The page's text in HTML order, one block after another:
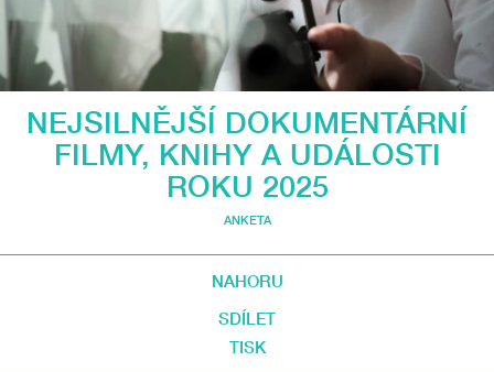
NEJSILNĚJŠÍ DOKUMENTÁRNÍ
FILMY, KNIHY A UDÁLOSTI
ROKU 2025
ANKETA
NAHORU
SDÍLET
TISK